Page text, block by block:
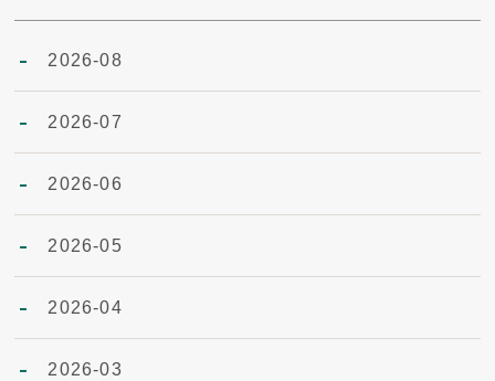
2026-08
2026-07
2026-06
2026-05
2026-04
2026-03